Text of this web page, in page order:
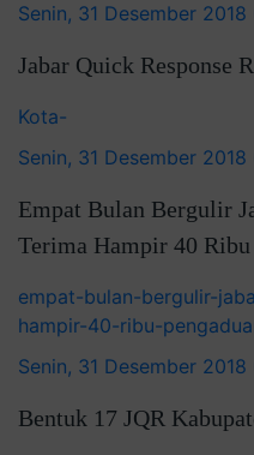
Senin, 31 Desember
Jabar Quick Response
Kota-
Senin, 31 Desember
Empat Bulan Bergulir
Terima Hampir 40 Ribu
empat-bulan-bergulir-
hampir-40-ribu-
Senin, 31 Desember
Bentuk 17 JQR